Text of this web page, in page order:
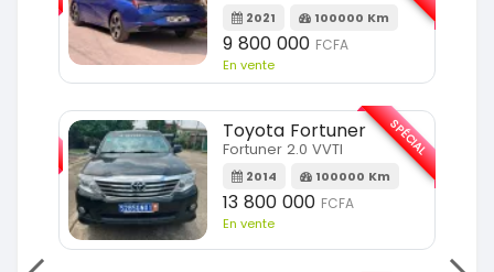
2021 100000 Km
9 800 000 FCFA
En vente
Toyota Fortuner
Fortuner 2.0 VVTI
2014 100000 Km
13 800 000 FCFA
En vente
SPÉCIAL